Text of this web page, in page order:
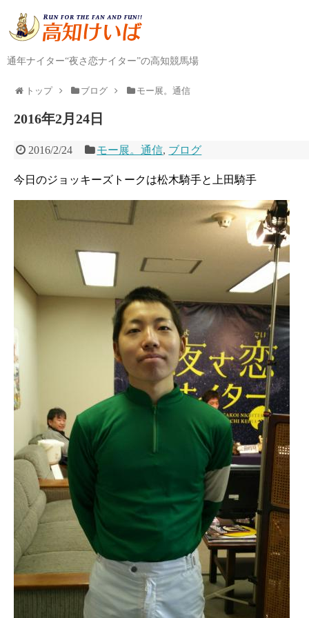
通年ナイター“夜さ恋ナイター”の高知競馬場
トップ ブログ モー展。通信
2016年2月24日
2016/2/24 モー展。通信, ブログ
今日のジョッキーズトークは松木騎手と上田騎手